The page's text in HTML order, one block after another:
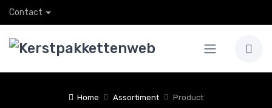
Contact
Home Assortiment Product